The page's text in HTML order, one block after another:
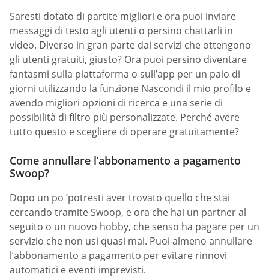
Saresti dotato di partite migliori e ora puoi inviare
messaggi di testo agli utenti o persino chattarli in
video. Diverso in gran parte dai servizi che ottengono
gli utenti gratuiti, giusto? Ora puoi persino diventare
fantasmi sulla piattaforma o sull’app per un paio di
giorni utilizzando la funzione Nascondi il mio profilo e
avendo migliori opzioni di ricerca e una serie di
possibilità di filtro più personalizzate. Perché avere
tutto questo e scegliere di operare gratuitamente?
Come annullare l’abbonamento a pagamento
Swoop?
Dopo un po ‘potresti aver trovato quello che stai
cercando tramite Swoop, e ora che hai un partner al
seguito o un nuovo hobby, che senso ha pagare per un
servizio che non usi quasi mai. Puoi almeno annullare
l’abbonamento a pagamento per evitare rinnovi
automatici e eventi imprevisti.